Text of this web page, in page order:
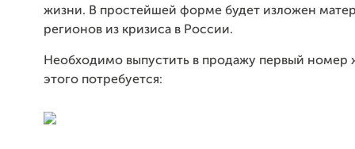
жизни. В простейшей форме будет изложен
регионов из кризиса в России.
Необходимо выпустить в продажу первый номер
этого потребуется: